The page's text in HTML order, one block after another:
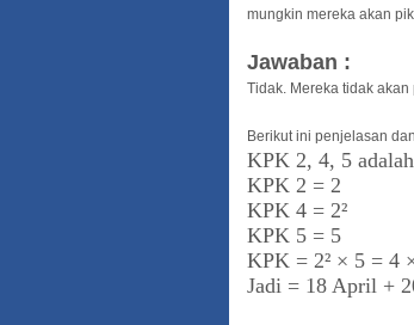
mungkin mereka akan
Jawaban :
Tidak. Mereka tidak
Berikut ini penjelasan
KPK 2, 4, 5
KPK 2 = 2
KPK 4 = 2²
KPK 5 = 5
KPK = 2² × 5 = 4
Jadi = 18 April +